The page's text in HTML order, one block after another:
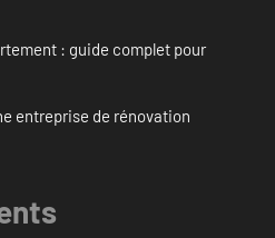
: guide complet pour
entreprise de rénovation